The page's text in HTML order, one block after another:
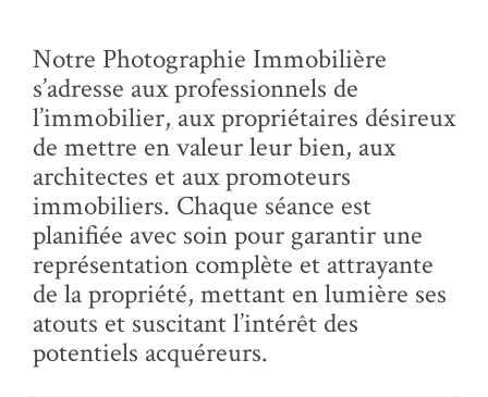
Notre Photographie Immobilière
s’adresse aux professionnels de
l’immobilier, aux propriétaires désireux
de mettre en valeur leur bien, aux
architectes et aux promoteurs
immobiliers. Chaque séance est
planifiée avec soin pour garantir une
représentation complète et attrayante
de la propriété, mettant en lumière ses
atouts et suscitant l’intérêt des
potentiels acquéreurs.